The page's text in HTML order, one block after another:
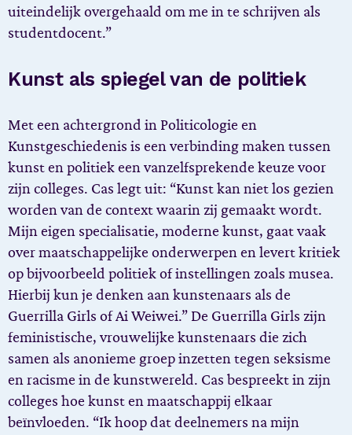
uiteindelijk overgehaald om me in te schrijven als
studentdocent.”
Kunst als spiegel van de politiek
Met een achtergrond in Politicologie en
Kunstgeschiedenis is een verbinding maken tussen
kunst en politiek een vanzelfsprekende keuze voor
zijn colleges. Cas legt uit: “Kunst kan niet los gezien
worden van de context waarin zij gemaakt wordt.
Mijn eigen specialisatie, moderne kunst, gaat vaak
over maatschappelijke onderwerpen en levert kritiek
op bijvoorbeeld politiek of instellingen zoals musea.
Hierbij kun je denken aan kunstenaars als de
Guerrilla Girls of Ai Weiwei.” De Guerrilla Girls zijn
feministische, vrouwelijke kunstenaars die zich
samen als anonieme groep inzetten tegen seksisme
en racisme in de kunstwereld. Cas bespreekt in zijn
colleges hoe kunst en maatschappij elkaar
beïnvloeden. “Ik hoop dat deelnemers na mijn